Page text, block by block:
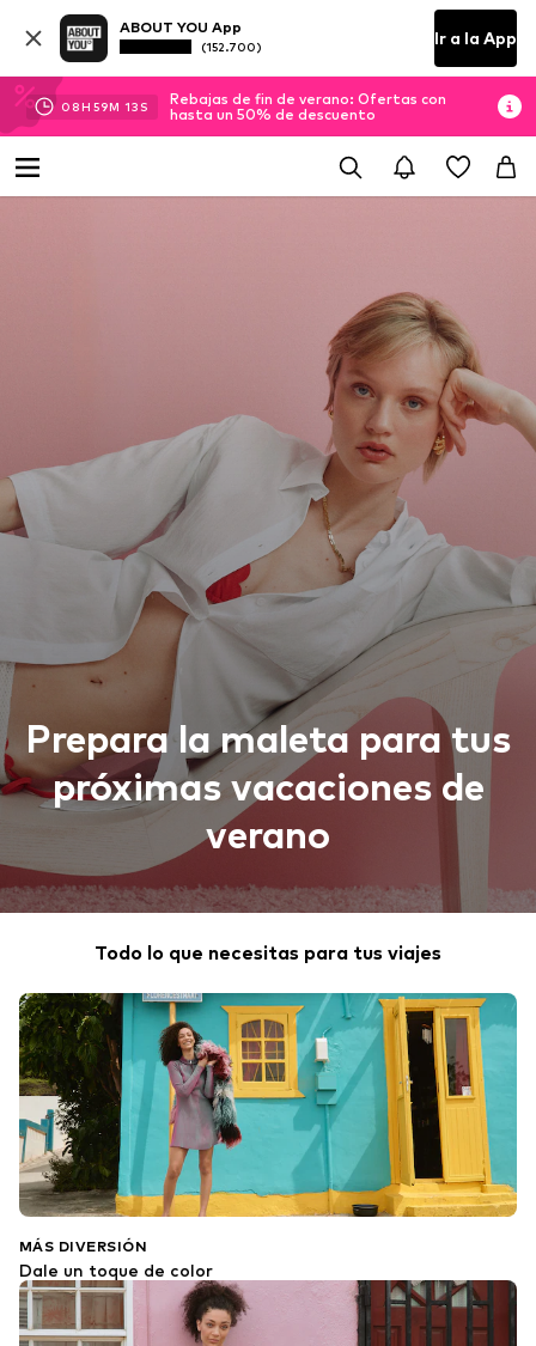
ABOUT YOU App
(152.700) Ir a la App
08H 59M 12 S
Rebajas de fin de verano: Ofertas con
hasta un 50% de descuento
Prepara la maleta para tus
próximas vacaciones de
verano
Todo lo que necesitas para tus viajes
MÁS DIVERSIÓN
Dale un toque de color